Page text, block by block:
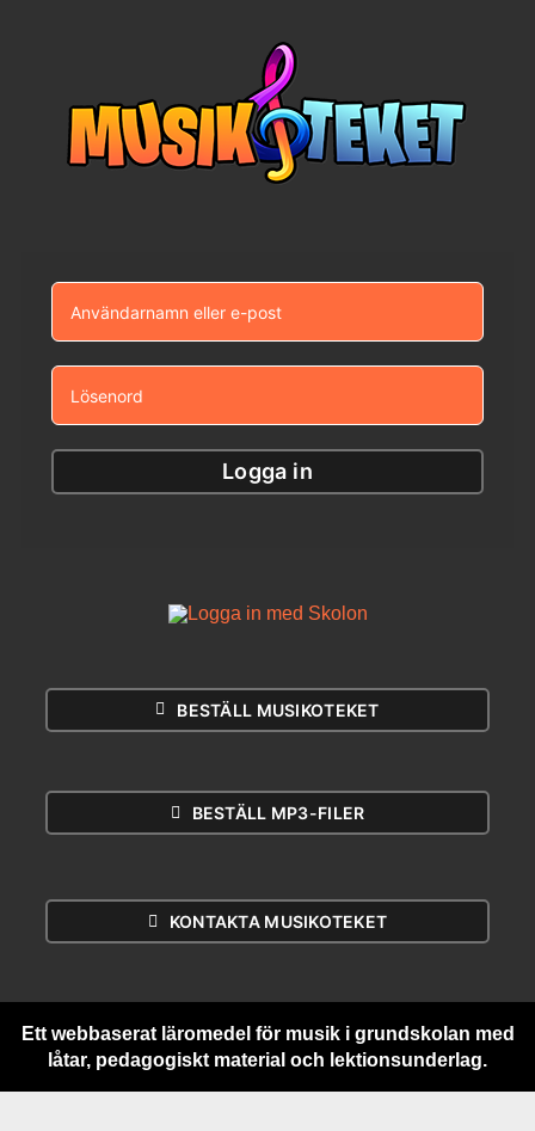
Logga in
BESTÄLL MUSIKOTEKET
BESTÄLL MP3-FILER
KONTAKTA MUSIKOTEKET
Ett webbaserat läromedel för musik i grundskolan med
låtar, pedagogiskt material och lektionsunderlag.